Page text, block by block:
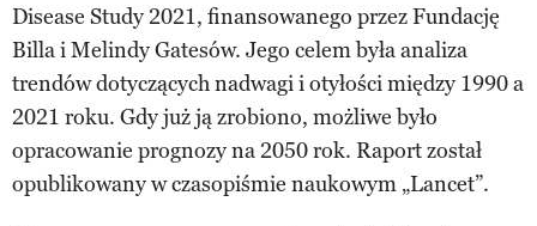
Disease Study 2021, finansowanego przez Fundację
Billa i Melindy Gatesów. Jego celem była analiza
trendów dotyczących nadwagi i otyłości między 1990 a
2021 roku. Gdy już ją zrobiono, możliwe było
opracowanie prognozy na 2050 rok. Raport został
opublikowany w czasopiśmie naukowym „Lancet”.